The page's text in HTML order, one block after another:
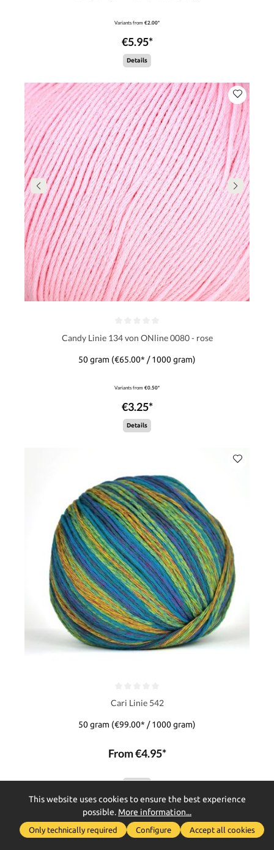
Variants from €2.00*
€5.95*
Details
Candy Linie 134 von ONline 0080 - rose
50 gram (€65.00* / 1000 gram)
Variants from €0.50*
€3.25*
Details
Cari Linie 542
50 gram (€99.00* / 1000 gram)
From €4.95*
Show toolbar
This website uses cookies to ensure the best experience
possible. More information...
Only technically required Configure Accept all cookies